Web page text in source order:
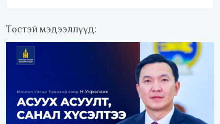
Төстэй мэдээллүүд: